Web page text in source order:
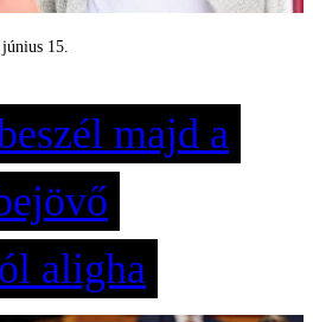
június 15.
majd a
aligha